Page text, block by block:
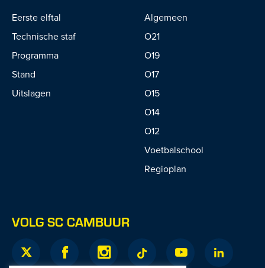
Eerste elftal
Technische staf
Programma
Stand
Uitslagen
Algemeen
O21
O19
O17
O15
O14
O12
Voetbalschool
Regioplan
VOLG SC CAMBUUR